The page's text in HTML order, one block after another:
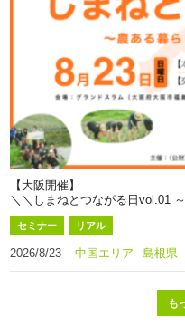
【大阪開催】
＼＼しまねとつながる日vol.01
セミナー リアル
2026/8/23 中国エリア 島根県